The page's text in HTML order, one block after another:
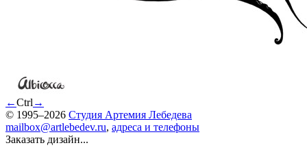
←Ctrl →
© 1995–2026 Студия Артемия Лебедева
mailbox@artlebedev.ru, адреса и телефоны
Заказать дизайн...